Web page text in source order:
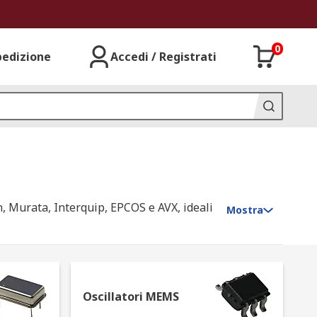
Accedi / Registrati
0
Interquip, EPCOS e AVX, ideali
noto come effetto piezoelettrico. Si
per fornire un dispositivo di
Mostra
Oscillatori MEMS